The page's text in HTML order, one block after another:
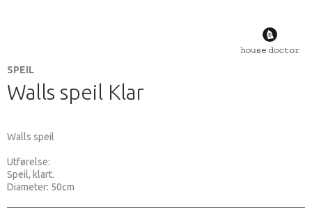
SPEIL
Walls speil Klar
Walls speil
Utførelse:
Speil, klart.
Diameter: 50cm